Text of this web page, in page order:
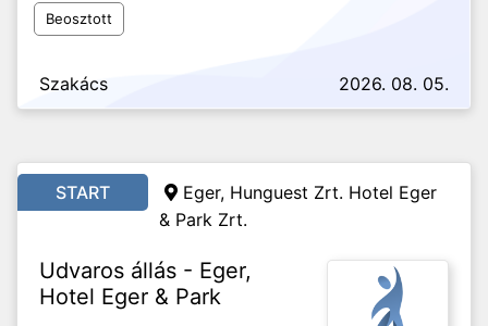
Beosztott
Szakács 2026. 08. 05.
START
Eger, Hunguest Zrt. Hotel Eger
& Park Zrt.
Udvaros állás - Eger,
Hotel Eger & Park